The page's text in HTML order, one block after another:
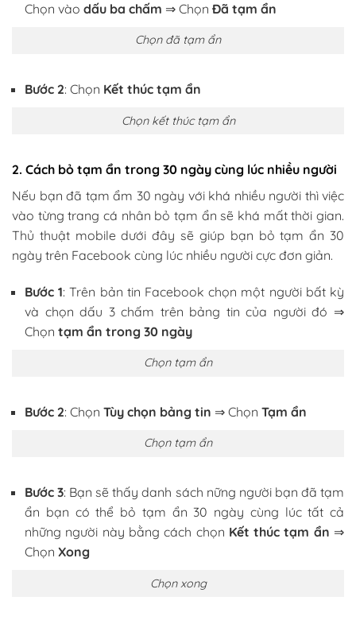
Chọn vào dấu ba chấm ⇒ Chọn Đã tạm ẩn
Chọn đã tạm ẩn
Bước 2: Chọn Kết thúc tạm ẩn
Chọn kết thúc tạm ẩn
2. Cách bỏ tạm ẩn trong 30 ngày cùng lúc nhiều người
Nếu bạn đã tạm ẩm 30 ngày với khá nhiều người thì việc
vào từng trang cá nhân bỏ tạm ẩn sẽ khá mất thời gian.
Thủ thuật mobile dưới đây sẽ giúp bạn bỏ tạm ẩn 30
ngày trên Facebook cùng lúc nhiều người cực đơn giản.
Bước 1: Trên bản tin Facebook chọn một người bất kỳ
và chọn dấu 3 chấm trên bảng tin của người đó ⇒
Chọn tạm ẩn trong 30 ngày
Chọn tạm ẩn
Bước 2: Chọn Tùy chọn bảng tin ⇒ Chọn Tạm ẩn
Chọn tạm ẩn
Bước 3: Bạn sẽ thấy danh sách nững người bạn đã tạm
ẩn bạn có thể bỏ tạm ẩn 30 ngày cùng lúc tất cả
những người này bằng cách chọn Kết thúc tạm ẩn ⇒
Chọn Xong
Chọn xong